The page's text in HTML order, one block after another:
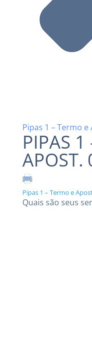
Pipas 1 – Termo e
PIPAS 1
APOST.
Pipas 1 – Termo e
Quais são seus